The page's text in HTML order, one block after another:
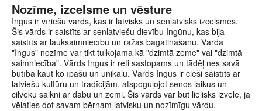
Nozīme, izcelsme un vēsture
Ingus ir vīriešu vārds, kas ir latvisks un senlatvisks izcelsmes.
Šis vārds ir saistīts ar senlatviešu dievību Ingūnu, kas bija
saistīts ar lauksaimniecību un ražas bagātināšanu. Vārda
"Ingus" nozīme var tikt tulkojama kā "dzimtā zeme" vai "dzimtā
saimniecība". Vārds Ingus ir reti sastopams un tādēļ nes savā
būtībā kaut ko īpašu un unikālu. Vārds Ingus ir cieši saistīts ar
latviešu kultūru un tradīcijām, atspoguļojot senos laikus un
cilvēku saikni ar dabu un zemi. Šis vārds var būt lielisks izvēle, ja
vēlaties dot savam bērnam latvisku un nozīmīgu vārdu.